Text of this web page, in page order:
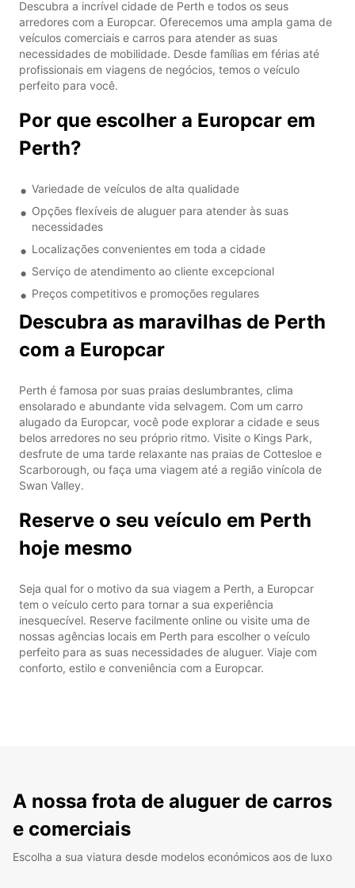
Descubra a incrível cidade de Perth e todos os seus
arredores com a Europcar. Oferecemos uma ampla gama de
veículos comerciais e carros para atender as suas
necessidades de mobilidade. Desde famílias em férias até
profissionais em viagens de negócios, temos o veículo
perfeito para você.
Por que escolher a Europcar em
Perth?
Variedade de veículos de alta qualidade
Opções flexíveis de aluguer para atender às suas
necessidades
Localizações convenientes em toda a cidade
Serviço de atendimento ao cliente excepcional
Preços competitivos e promoções regulares
Descubra as maravilhas de Perth
com a Europcar
Perth é famosa por suas praias deslumbrantes, clima
ensolarado e abundante vida selvagem. Com um carro
alugado da Europcar, você pode explorar a cidade e seus
belos arredores no seu próprio ritmo. Visite o Kings Park,
desfrute de uma tarde relaxante nas praias de Cottesloe e
Scarborough, ou faça uma viagem até a região vinícola de
Swan Valley.
Reserve o seu veículo em Perth
hoje mesmo
Seja qual for o motivo da sua viagem a Perth, a Europcar
tem o veículo certo para tornar a sua experiência
inesquecível. Reserve facilmente online ou visite uma de
nossas agências locais em Perth para escolher o veículo
perfeito para as suas necessidades de aluguer. Viaje com
conforto, estilo e conveniência com a Europcar.
A nossa frota de aluguer de carros
e comerciais
Escolha a sua viatura desde modelos económicos aos de luxo